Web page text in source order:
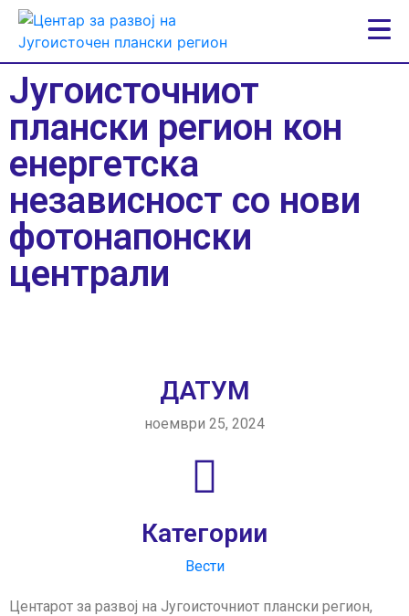
Југоисточниот
плански регион кон
енергетска
независност со нови
фотонапонски
централи
ДАТУМ
ноември 25, 2024
Категории
Вести
Центарот за развој на Југоисточниот плански регион,